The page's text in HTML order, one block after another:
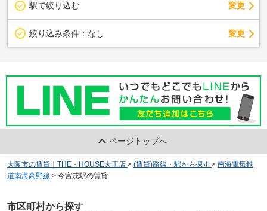
駅で絞り込む 変更
絞り込み条件： なし 変更
ページトップへ
大阪市の賃貸｜THE・HOUSE大正店 > (賃貸)路線・駅から探す > 南海電気鉄
道南海高野線 > 今宮戎駅の賃貸
市区町村から探す